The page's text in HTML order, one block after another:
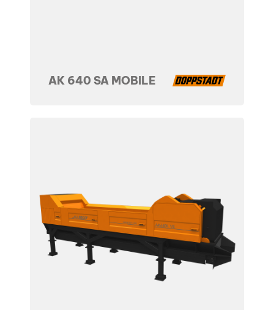
AK 640 SA MOBILE